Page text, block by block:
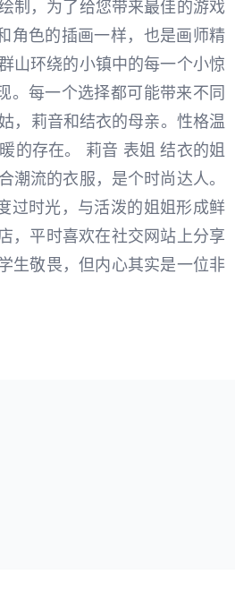
制，为了给您带来最佳的游戏
角色的插画一样，也是画师精
山环绕的小镇中的每一个小惊
。每一个选择都可能带来不同
，莉音和结衣的母亲。性格温
的存在。 莉音 表姐 结衣的姐
流的衣服，是个时尚达人。
过时光，与活泼的姐姐形成鲜
，平时喜欢在社交网站上分享
生敬畏，但内心其实是一位非